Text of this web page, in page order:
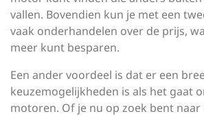
vallen. Bovendien kun je met een
vaak onderhandelen over de prijs,
meer kunt besparen.
Een ander voordeel is dat er een
keuzemogelijkheden is als het gaat
motoren. Of je nu op zoek bent